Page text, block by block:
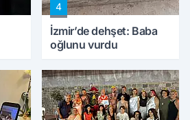
4
İzmir’de dehşet: Baba
oğlunu vurdu